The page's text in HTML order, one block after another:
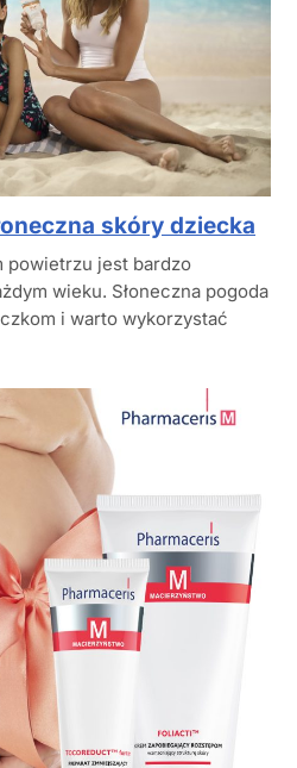
skóry dziecka
powietrzu jest bardzo
wieku. Słoneczna pogoda
i warto wykorzystać